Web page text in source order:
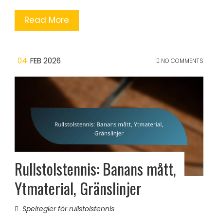
Read More
04 FEB 2026 NO COMMENTS
Rullstolstennis: Banans mått,
Ytmaterial, Gränslinjer
Spelregler för rullstolstennis